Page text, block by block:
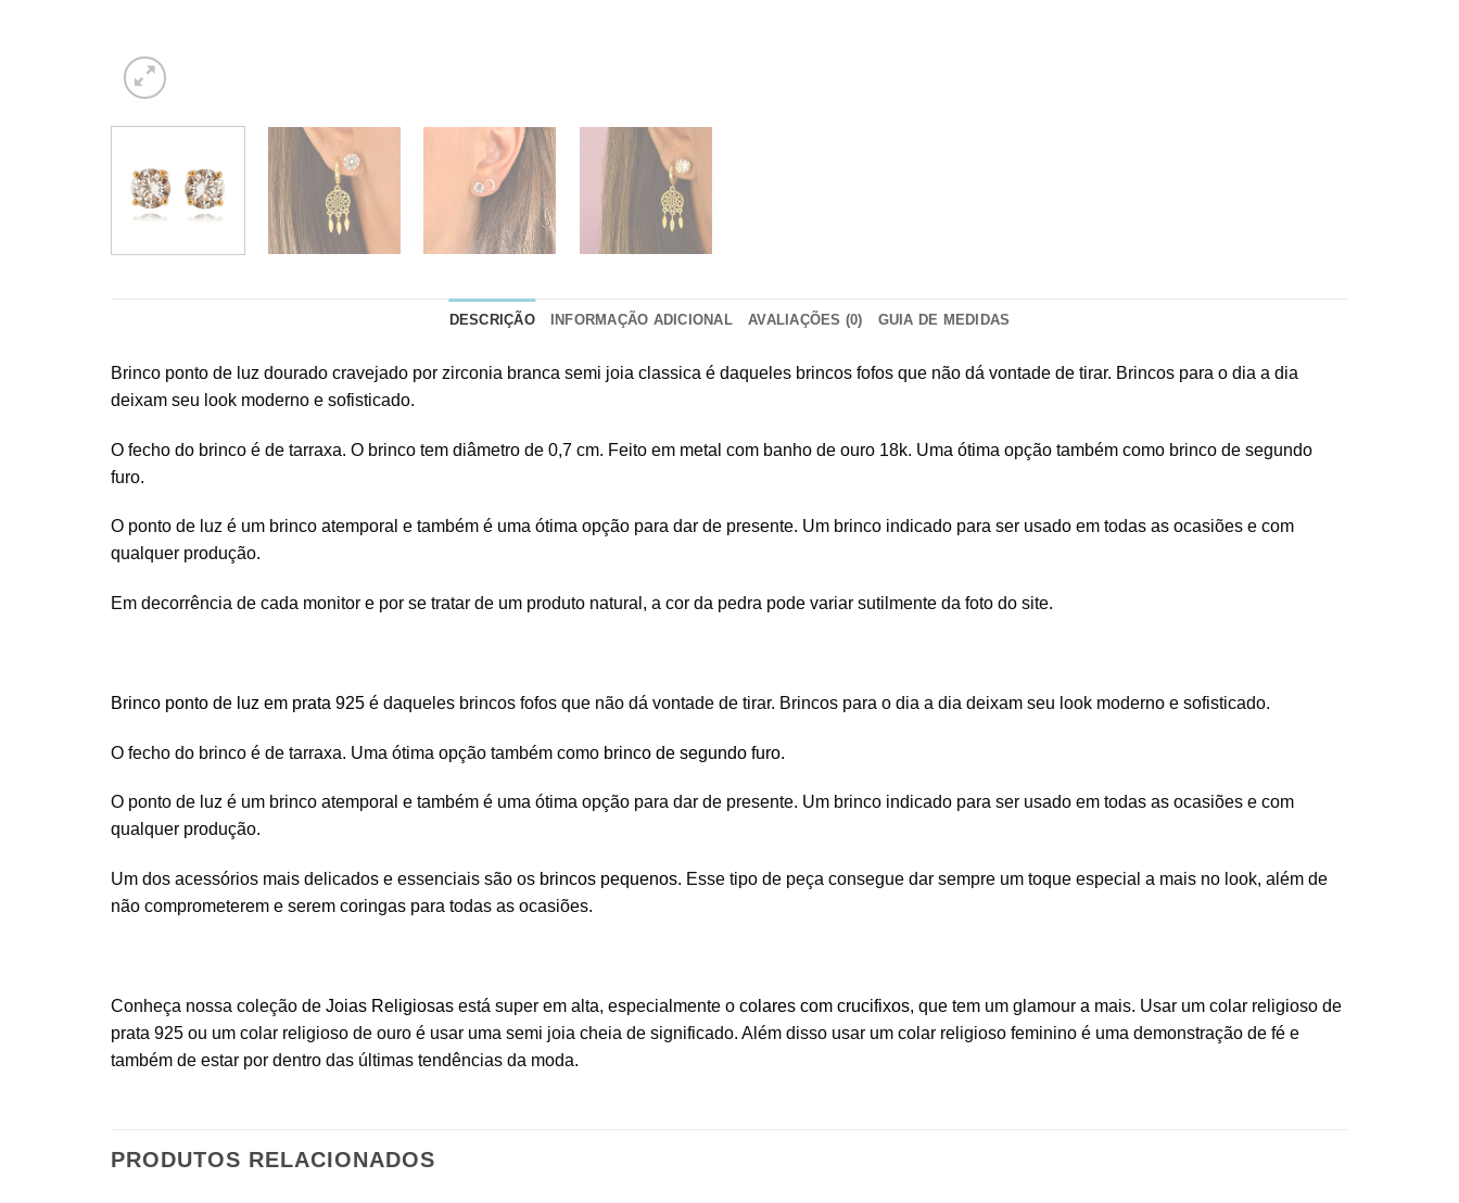
DESCRIÇÃO INFORMAÇÃO ADICIONAL AVALIAÇÕES (0) GUIA DE MEDIDAS
Brinco ponto de luz dourado cravejado por zirconia branca semi joia classica é daqueles brincos fofos que não dá vontade de tirar. Brincos para o dia a dia
deixam seu look moderno e sofisticado.
O fecho do brinco é de tarraxa. O brinco tem diâmetro de 0,7 cm. Feito em metal com banho de ouro 18k. Uma ótima opção também como brinco de segundo
furo.
O ponto de luz é um brinco atemporal e também é uma ótima opção para dar de presente. Um brinco indicado para ser usado em todas as ocasiões e com
qualquer produção.
Em decorrência de cada monitor e por se tratar de um produto natural, a cor da pedra pode variar sutilmente da foto do site.
Brinco ponto de luz em prata 925 é daqueles brincos fofos que não dá vontade de tirar. Brincos para o dia a dia deixam seu look moderno e sofisticado.
O fecho do brinco é de tarraxa. Uma ótima opção também como brinco de segundo furo.
O ponto de luz é um brinco atemporal e também é uma ótima opção para dar de presente. Um brinco indicado para ser usado em todas as ocasiões e com
qualquer produção.
Um dos acessórios mais delicados e essenciais são os brincos pequenos. Esse tipo de peça consegue dar sempre um toque especial a mais no look, além de
não comprometerem e serem coringas para todas as ocasiões.
Conheça nossa coleção de Joias Religiosas está super em alta, especialmente o colares com crucifixos, que tem um glamour a mais. Usar um colar religioso de
prata 925 ou um colar religioso de ouro é usar uma semi joia cheia de significado. Além disso usar um colar religioso feminino é uma demonstração de fé e
também de estar por dentro das últimas tendências da moda.
PRODUTOS RELACIONADOS